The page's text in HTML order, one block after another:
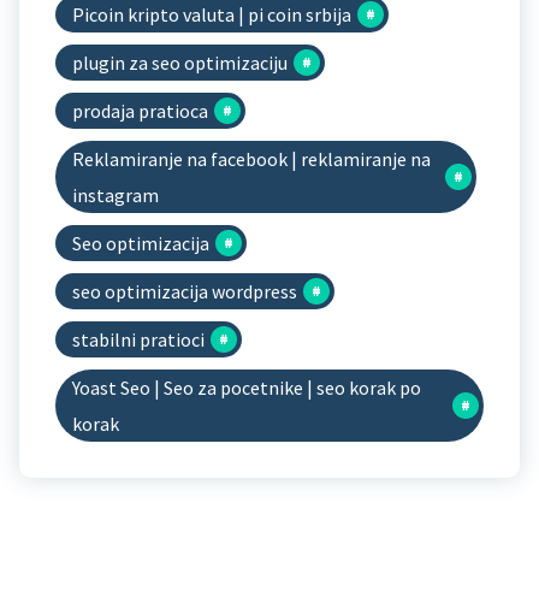
Picoin kripto valuta | pi coin srbija
plugin za seo optimizaciju
prodaja pratioca
Reklamiranje na facebook | reklamiranje na
instagram
Seo optimizacija
seo optimizacija wordpress
stabilni pratioci
Yoast Seo | Seo za pocetnike | seo korak po
korak